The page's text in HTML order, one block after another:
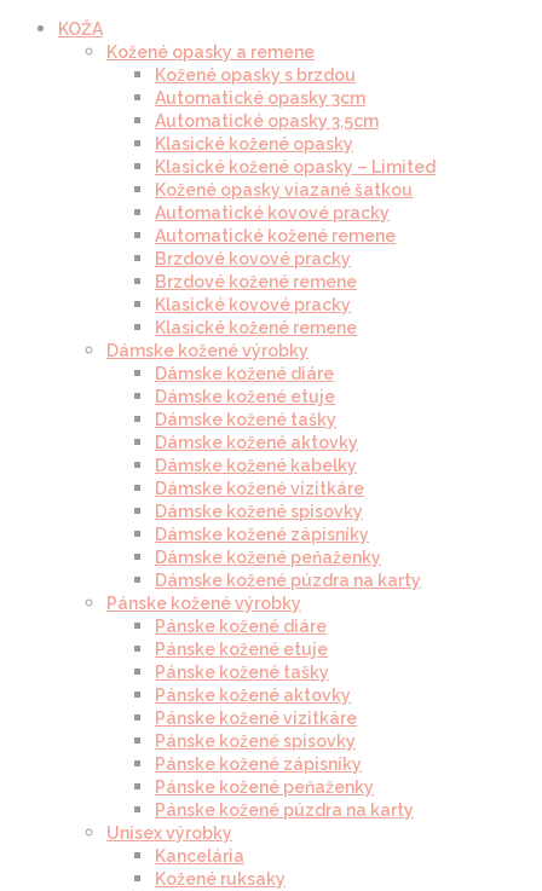
KOŽA
Kožené opasky a remene
Kožené opasky s brzdou
Automatické opasky 3cm
Automatické opasky 3.5cm
Klasické kožené opasky
Klasické kožené opasky – Limited
Kožené opasky viazané šatkou
Automatické kovové pracky
Automatické kožené remene
Brzdové kovové pracky
Brzdové kožené remene
Klasické kovové pracky
Klasické kožené remene
Dámske kožené výrobky
Dámske kožené diáre
Dámske kožené etuje
Dámske kožené tašky
Dámske kožené aktovky
Dámske kožené kabelky
Dámske kožené vizitkáre
Dámske kožené spisovky
Dámske kožené zápisníky
Dámske kožené peňaženky
Dámske kožené púzdra na karty
Pánske kožené výrobky
Pánske kožené diáre
Pánske kožené etuje
Pánske kožené tašky
Pánske kožené aktovky
Pánske kožené vizitkáre
Pánske kožené spisovky
Pánske kožené zápisníky
Pánske kožené peňaženky
Pánske kožené púzdra na karty
Unisex výrobky
Kancelária
Kožené ruksaky